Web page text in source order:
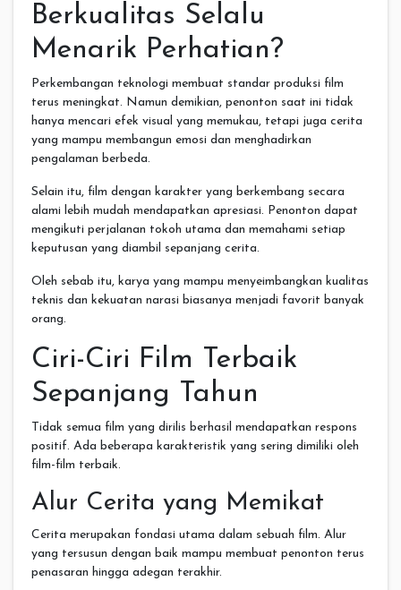
Berkualitas Selalu
Menarik Perhatian?
Perkembangan teknologi membuat standar produksi film
terus meningkat. Namun demikian, penonton saat ini tidak
hanya mencari efek visual yang memukau, tetapi juga cerita
yang mampu membangun emosi dan menghadirkan
pengalaman berbeda.
Selain itu, film dengan karakter yang berkembang secara
alami lebih mudah mendapatkan apresiasi. Penonton dapat
mengikuti perjalanan tokoh utama dan memahami setiap
keputusan yang diambil sepanjang cerita.
Oleh sebab itu, karya yang mampu menyeimbangkan kualitas
teknis dan kekuatan narasi biasanya menjadi favorit banyak
orang.
Ciri-Ciri Film Terbaik
Sepanjang Tahun
Tidak semua film yang dirilis berhasil mendapatkan respons
positif. Ada beberapa karakteristik yang sering dimiliki oleh
film-film terbaik.
Alur Cerita yang Memikat
Cerita merupakan fondasi utama dalam sebuah film. Alur
yang tersusun dengan baik mampu membuat penonton terus
penasaran hingga adegan terakhir.